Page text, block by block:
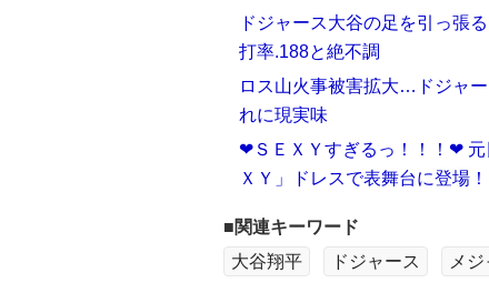
ドジャース大谷の足を引っ張
打率.188と絶不調
ロス山火事被害拡大…ドジャ
れに現実味
❤ＳＥＸＹすぎるっ！！！❤ 元
ＸＹ」ドレスで表舞台に登場！
■関連キーワード
大谷翔平
ドジャース メ